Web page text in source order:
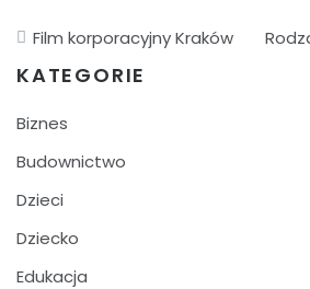
Nawigacja
wpisu
Film korporacyjny Kraków
KATEGORIE
Biznes
Budownictwo
Dzieci
Dziecko
Edukacja